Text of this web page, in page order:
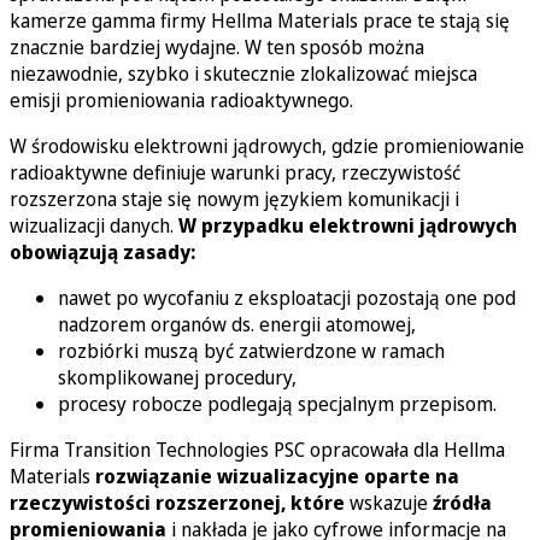
kamerze gamma firmy Hellma Materials prace te stają się
znacznie bardziej wydajne. W ten sposób można
niezawodnie, szybko i skutecznie zlokalizować miejsca
emisji promieniowania radioaktywnego.
W środowisku elektrowni jądrowych, gdzie promieniowanie
radioaktywne definiuje warunki pracy, rzeczywistość
rozszerzona staje się nowym językiem komunikacji i
wizualizacji danych. W przypadku elektrowni jądrowych
obowiązują zasady:
nawet po wycofaniu z eksploatacji pozostają one pod
nadzorem organów ds. energii atomowej,
rozbiórki muszą być zatwierdzone w ramach
skomplikowanej procedury,
procesy robocze podlegają specjalnym przepisom.
Firma Transition Technologies PSC opracowała dla Hellma
Materials rozwiązanie wizualizacyjne oparte na
rzeczywistości rozszerzonej, które wskazujeźródła
promieniowania i nakłada je jako cyfrowe informacje na